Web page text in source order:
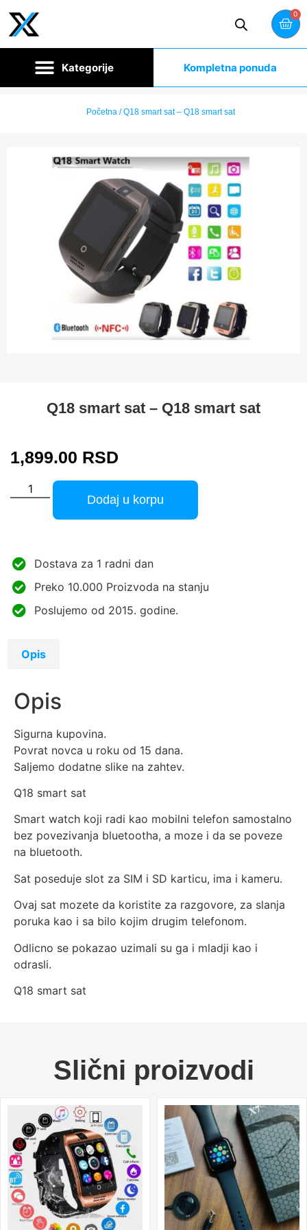
0
Kompletna ponuda
Početna/ Q18 smart sat – Q18 smart sat
Q18 smart sat – Q18 smart sat
1,899.00 RSD
Dodaj u korpu
Dostava za 1 radni dan
Preko 10.000 Proizvoda na stanju
Poslujemo od 2015. godine.
Opis
Opis
Sigurna kupovina.
Povrat novca u roku od 15 dana.
Saljemo dodatne slike na zahtev.
Q18 smart sat
Smart watch koji radi kao mobilni telefon samostalno
bez povezivanja bluetootha, a moze i da se poveze
na bluetooth.
Sat poseduje slot za SIM i SD karticu, ima i kameru.
Ovaj sat mozete da koristite za razgovore, za slanja
poruka kao i sa bilo kojim drugim telefonom.
Odlicno se pokazao uzimali su ga i mladji kao i
odrasli.
Q18 smart sat
Slični proizvodi